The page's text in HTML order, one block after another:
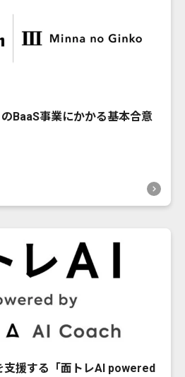
BaaS事業にかかる基本合意
支援する「面トレAI powered